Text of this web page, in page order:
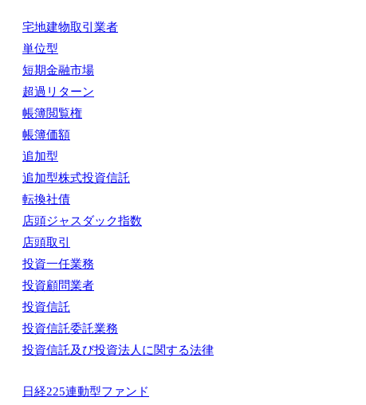
宅地建物取引業者
単位型
短期金融市場
超過リターン
帳簿閲覧権
帳簿価額
追加型
追加型株式投資信託
転換社債
店頭ジャスダック指数
店頭取引
投資一任業務
投資顧問業者
投資信託
投資信託委託業務
投資信託及び投資法人に関する法律
日経225連動型ファンド